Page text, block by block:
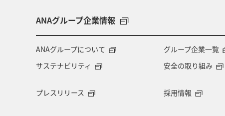
ANAグループ企業情報
ANAグループについて グループ企業一覧
サステナビリティ
安全の取り組み
プレスリリース
採用情報